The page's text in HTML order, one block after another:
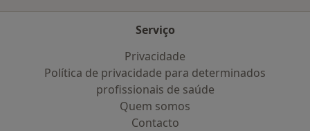
Serviço
Privacidade
Política de privacidade para determinados
profissionais de saúde
Quem somos
Contacto